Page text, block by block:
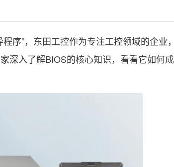
”，东田工控作为专注工控领域的企业
深入了解BIOS的核心知识，看看它如何